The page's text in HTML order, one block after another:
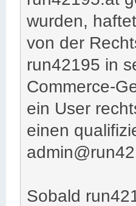
wurden,
von der
run42195 in
Commerce-
ein User
einen
Sobald